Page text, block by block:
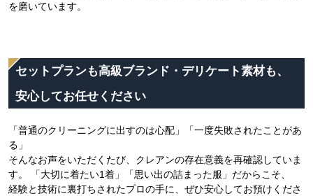
を磨いています。
セットプランも高級ブランド・デリケート素材も、
安心してお任せください
「普通のクリーニングに出すのは心配」「一度失敗されたことがあ
る」
そんなお声をいただくたび、クレアンの存在意義を再確認していま
す。 「大切に着たい1着」「思い出の詰まった服」だからこそ、
経験と技術に裏打ちされたプロの手に、ぜひ安心してお預けくださ